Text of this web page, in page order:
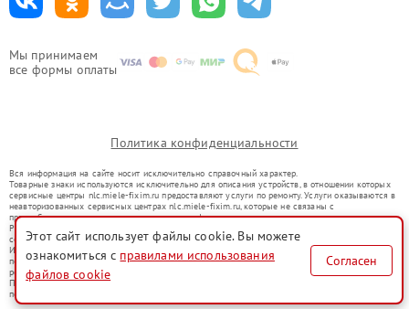
Мы принимаем
все формы оплаты
Политика конфиденциальности
Вся информация на сайте носит исключительно справочный характер.
Товарные знаки используются исключительно для описания устройств, в отношении которых
сервисные центры nlc.miele-fixim.ru предоставляют услуги по ремонту. Услуги оказываются в
неавторизованных сервисных центрах nlc.miele-fixim.ru, которые не связаны с
правообладателями товарных знаков или их официальными представителями.
Ремонт осуществляется для устройств, уже введенных в гражданский оборот в соответствии
со статьей 1487 ГК РФ.
Использование товарных знаков не преследует цели индивидуализации услуг или введения
потребителей в заблуждение, а служит для информирования о предоставляемых услугах по
ремонту техники указанных брендов.
Представленная на сайте информация не является публичной офертой, определяемой
положениями Статьи 437(2) Гражданского кодекса РФ
Этот сайт использует файлы cookie. Вы можете
ознакомиться с правилами использования
файлов cookie
Согласен